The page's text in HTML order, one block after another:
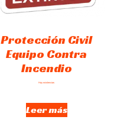
Protección Civil
Equipo Contra
Incendio
Hay existencias
Leer más